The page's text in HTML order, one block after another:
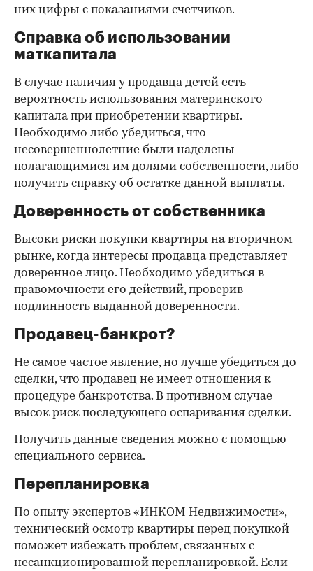
них цифры с показаниями счетчиков.
Справка об использовании
маткапитала
В случае наличия у продавца детей есть
вероятность использования материнского
капитала при приобретении квартиры.
Необходимо либо убедиться, что
несовершеннолетние были наделены
полагающимися им долями собственности, либо
получить справку об остатке данной выплаты.
Доверенность от собственника
Высоки риски покупки квартиры на вторичном
рынке, когда интересы продавца представляет
доверенное лицо. Необходимо убедиться в
правомочности его действий, проверив
подлинность выданной доверенности.
Продавец-банкрот?
Не самое частое явление, но лучше убедиться до
сделки, что продавец не имеет отношения к
процедуре банкротства. В противном случае
высок риск последующего оспаривания сделки.
Получить данные сведения можно с помощью
специального сервиса.
Перепланировка
По опыту экспертов «ИНКОМ-Недвижимости»,
технический осмотр квартиры перед покупкой
поможет избежать проблем, связанных с
несанкционированной перепланировкой. Если